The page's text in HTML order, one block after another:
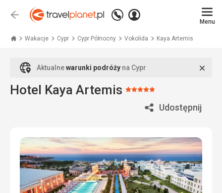
Wstecz
Zadzwoń
+48
771
Zaloguj
Menu
Wakacje Cypr Cypr Północny Vokolida Kaya Artemis
Aktualnewarunki podróży na Cypr
Hotel Kaya Artemis Ocena:
Udostępnij